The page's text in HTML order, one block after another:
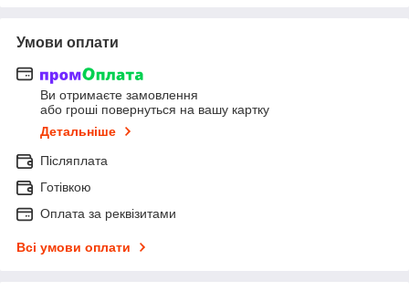
Умови оплати
Ви отримаєте замовлення
або гроші повернуться на вашу картку
Детальніше
Післяплата
Готівкою
Оплата за реквізитами
Всі умови оплати